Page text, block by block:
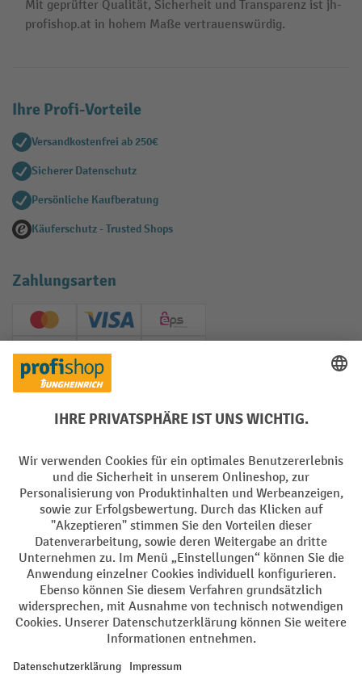
Mit geprüfter Qualität, Sicherheit und Transparenz ist jh-
profishop.at in hohem Maße vertrauenswürdig.
Ihre Profi-Vorteile
Versandkostenfrei ab 250€
Sicherer Datenschutz
Persönliche Kaufberatung
Käuferschutz - Trusted Shops
Zahlungsarten
Creditcard (Master)Creditcard (Visa)
EPS
PayPal
Soziale Netzwerke
Impressum Datenschutz
Barrierefreiheit Privacy Settings
Alle Preise exkl. gesetzl. Mehrwertsteuer zzgl.Versandkostenund ggf.
Nachnahmegebühren, wenn nicht anders angegeben.
¹ Der Rabatt gilt so lange der Vorrat reicht. Der Rabatt gilt nicht auf
oder Gutscheinen ist nicht möglich. | ² Der Rabatt wird einmalig bei